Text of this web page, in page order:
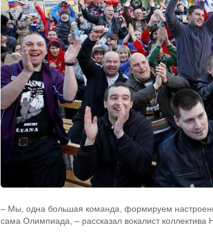
– Мы, одна большая команда, формируем
сама Олимпиада, – рассказал вокалист коллектива